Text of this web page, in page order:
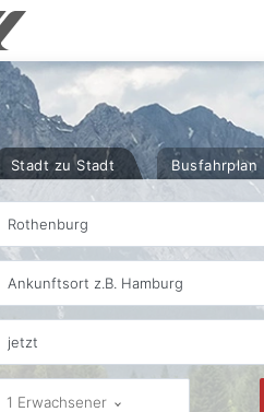
Stadt zu Stadt Busfahrplan
Rothenburg
Ankunftsort z.B. Hamburg
1 Erwachsener